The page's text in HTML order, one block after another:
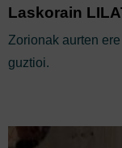
Laskorain
Zorionak aurten
guztioi.